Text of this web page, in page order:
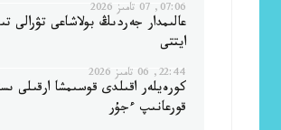
07:06, 07 تامىز 2026
عالىمدار جەردىڭ بولاشاعى تۋرالى
ايتتى
22:44, 06 تامىز 2026
كورەيلەر اقىلدى قوسىمشا ارقىلى
قورعانىپ ءجۇر